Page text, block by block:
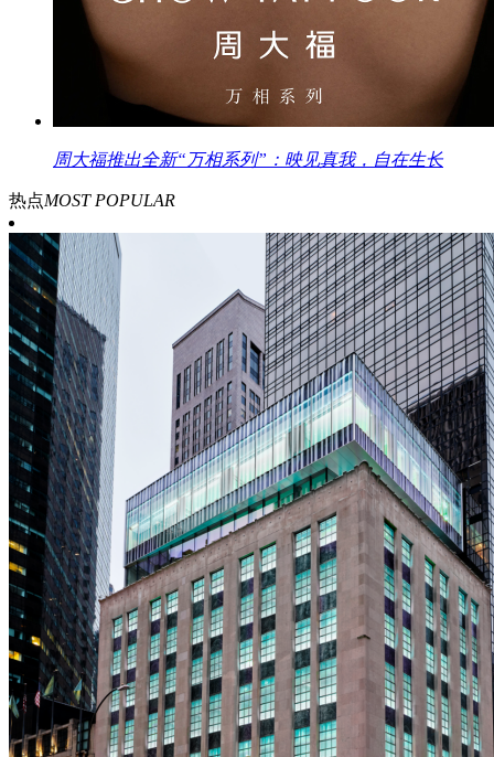
周大福推出全新“万相系列”：映见真我，自在生长
热点MOST POPULAR